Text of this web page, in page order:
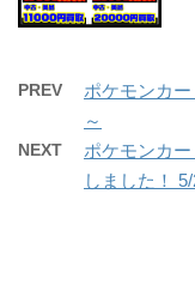
PREV
ポケモンカ
～
NEXT
ポケモンカ
しました！ 5/